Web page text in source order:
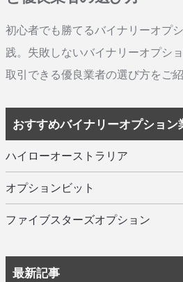
初心者でも勝てるバイナリーオプ
践。失敗しないバイナリーオプシ
取引できる優良業者の選び方をご紹
おすすめバイナリーオプション
ハイローオーストラリア
オプションビット
ファイブスターズオプション
最新記事